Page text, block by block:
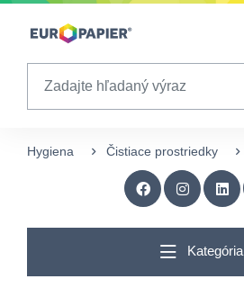
Table Of Content
Doplnkové produkty
Zaujímavé produkty pre Vás
Hygiena Čistiace prostriedky
Kategória